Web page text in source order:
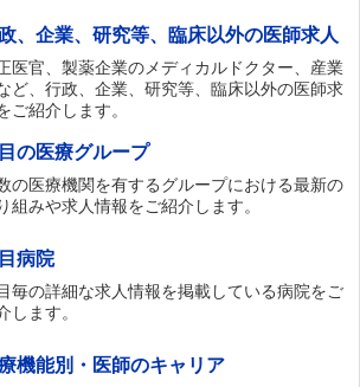
、企業、研究等、臨床以外の医師求人
医官、製薬企業のメディカルドクター、産業
ど、行政、企業、研究等、臨床以外の医師求
ご紹介します。
の医療グループ
の医療機関を有するグループにおける最新の
組みや求人情報をご紹介します。
病院
毎の詳細な求人情報を掲載している病院をご
します。
機能別・医師のキャリア